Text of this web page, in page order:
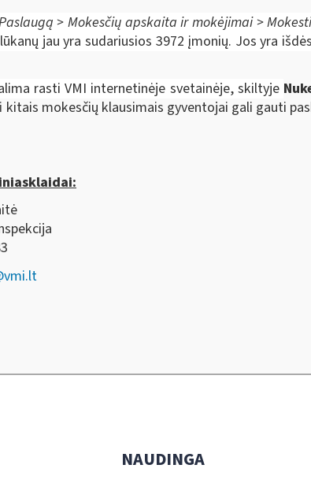
> Mokesčių apskaita ir mokėjimai >
jau yra sudariusios 3972 įmonių. Jos yra
rasti VMI internetinėje svetainėje, skiltyje
mokesčių klausimais gyventojai gali gauti
NAUDINGA